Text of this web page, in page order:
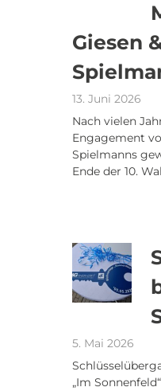
Giesen
13. Juni 2026
Nach vielen
Engagement
Spielmanns
Ende der 10.
5. Mai 2026
„Im